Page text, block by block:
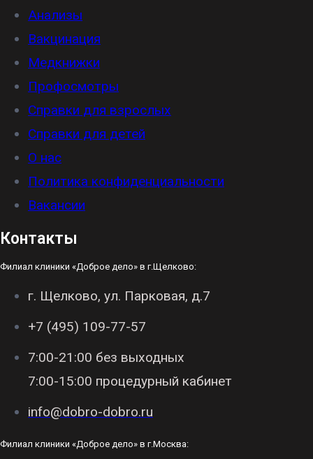
Анализы
Вакцинация
Медкнижки
Профосмотры
Справки для взрослых
Справки для детей
О нас
Политика конфиденциальности
Вакансии
Контакты
Филиал клиники «Доброе дело» в г.Щелково:
г. Щелково, ул. Парковая, д.7
+7 (495) 109-77-57
7:00-21:00 без выходных
7:00-15:00 процедурный кабинет
info@dobro-dobro.ru
Филиал клиники «Доброе дело» в г.Москва: